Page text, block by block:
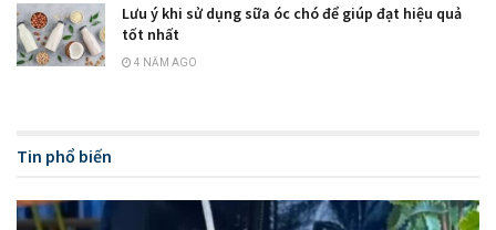
Lưu ý khi sử dụng sữa óc chó để giúp đạt hiệu quả
tốt nhất
4 NĂM AGO
Tin phổ biến